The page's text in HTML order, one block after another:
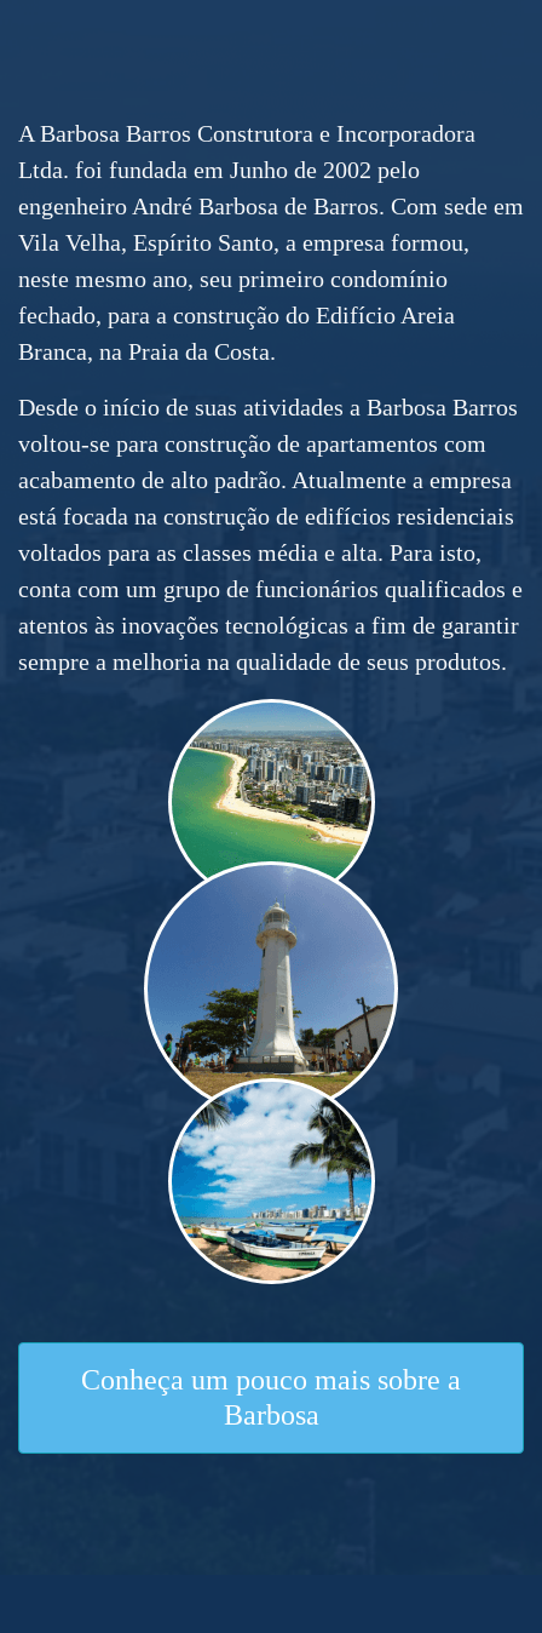
A Barbosa Barros Construtora e Incorporadora
Ltda. foi fundada em Junho de 2002 pelo
engenheiro André Barbosa de Barros. Com sede em
Vila Velha, Espírito Santo, a empresa formou,
neste mesmo ano, seu primeiro condomínio
fechado, para a construção do Edifício Areia
Branca, na Praia da Costa.
Desde o início de suas atividades a Barbosa Barros
voltou-se para construção de apartamentos com
acabamento de alto padrão. Atualmente a empresa
está focada na construção de edifícios residenciais
voltados para as classes média e alta. Para isto,
conta com um grupo de funcionários qualificados e
atentos às inovações tecnológicas a fim de garantir
sempre a melhoria na qualidade de seus produtos.
Conheça um pouco mais sobre a
Barbosa